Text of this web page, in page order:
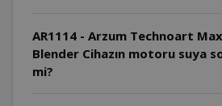
AR1114 - Arzum Technoart
Blender Cihazın motoru suya
mi?